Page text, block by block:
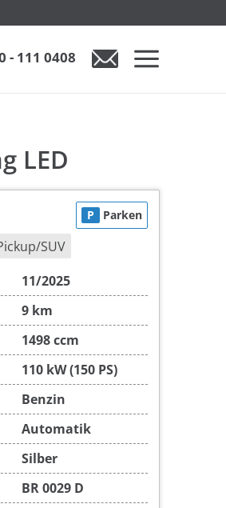
- 111 0408
LED
SUV
P Parken
11/2025
9 km
1498 ccm
110 kW (150 PS)
Benzin
Automatik
Silber
BR 0029 D